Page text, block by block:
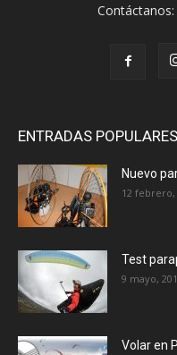
Contáctanos:
ENTRADAS POPULARES
Nuevo
12 febrero,
Test
9 mayo,
Volar en